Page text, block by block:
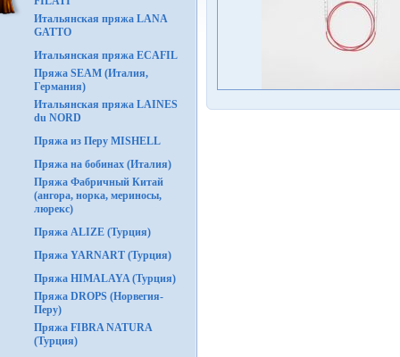
Итальянская пряжа LANA
GATTO
Итальянская пряжа ECAFIL
Пряжа SEAM (Италия,
Германия)
Итальянская пряжа LAINES
du NORD
Пряжа из Перу MISHELL
Пряжа на бобинах (Италия)
Пряжа Фабричный Китай
(ангора, норка, мериносы,
люрекс)
Пряжа ALIZE (Турция)
Пряжа YARNART (Турция)
Пряжа HIMALAYA (Турция)
Пряжа DROPS (Норвегия-
Перу)
Пряжа FIBRA NATURA
(Турция)